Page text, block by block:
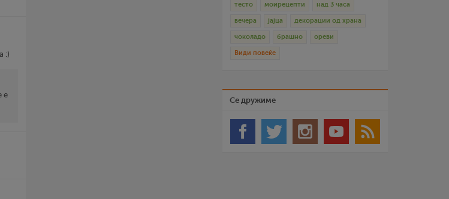
:)
е
тесто моирецепти над 3 часа
вечера јајца декорации од храна
чоколадо брашно ореви
Види повеќе
Се дружиме